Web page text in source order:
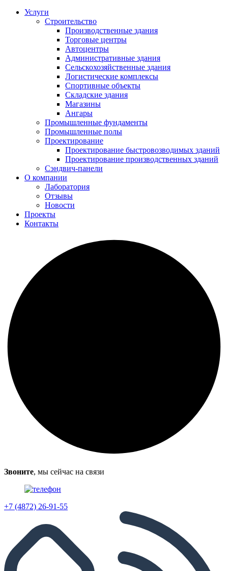
Услуги
Строительство
Производственные здания
Торговые центры
Автоцентры
Административные здания
Сельскохозяйственные здания
Логистические комплексы
Спортивные объекты
Складские здания
Магазины
Ангары
Промышленные фундаменты
Промышленные полы
Проектирование
Проектирование быстровозводимых зданий
Проектирование производственных зданий
Сэндвич-панели
О компании
Лаборатория
Отзывы
Новости
Проекты
Контакты
Звоните, мы сейчас на связи
+7 (4872) 26-91-55